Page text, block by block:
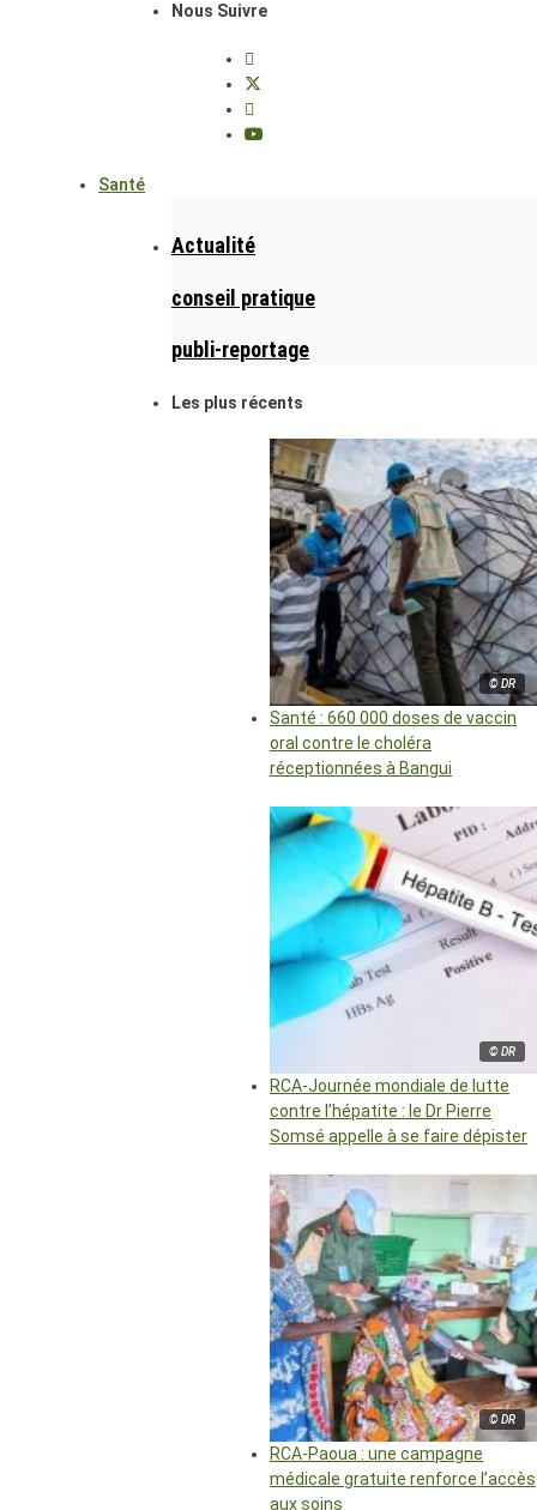
Nous Suivre
Santé
Actualité
conseil pratique
publi-reportage
Les plus récents
© DR
Santé : 660 000 doses de vaccin
oral contre le choléra
réceptionnées à Bangui
© DR
RCA-Journée mondiale de lutte
contre l’hépatite : le Dr Pierre
Somsé appelle à se faire dépister
© DR
RCA-Paoua : une campagne
médicale gratuite renforce l’accès
aux soins